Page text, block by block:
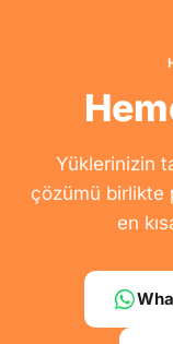
Yüklerinizin
çözümü birlikte
en